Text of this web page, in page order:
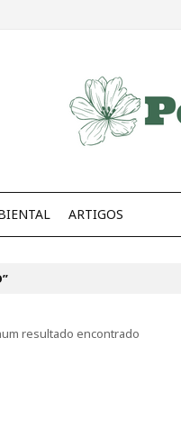
ARTIGOS
resultado encontrado